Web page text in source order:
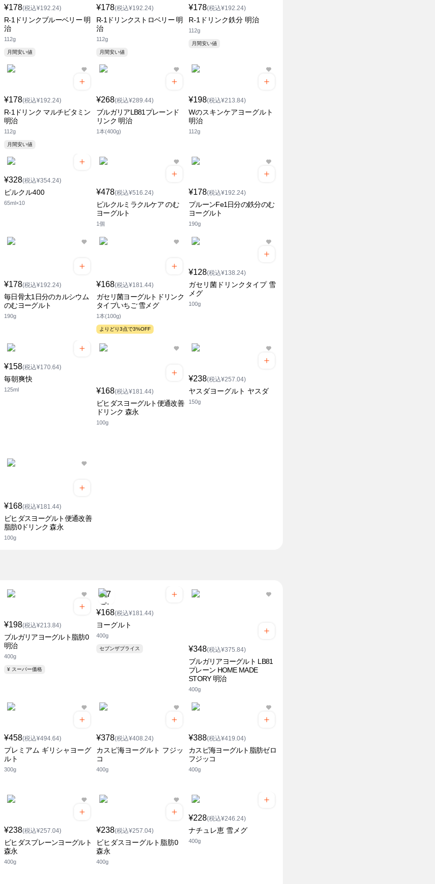
¥178(税込¥192.24)
R-1ドリンクブルーベリー 明
治
112g
月間安い値
¥178(税込¥192.24)
R-1ドリンクストロベリー 明
治
112g
月間安い値
¥178(税込¥192.24)
R-1ドリンク鉄分 明治
112g
月間安い値
¥178(税込¥192.24)
R-1ドリンク マルチビタミン
明治
112g
月間安い値
¥268(税込¥289.44)
ブルガリアLB81プレーンド
リンク 明治
1本(400g)
¥198(税込¥213.84)
Wのスキンケアヨーグルト
明治
112g
¥328(税込¥354.24)
ピルクル400
65ml×10
¥478(税込¥516.24)
ピルクルミラクルケア のむ
ヨーグルト
1個
¥178(税込¥192.24)
プルーンFe1日分の鉄分のむ
ヨーグルト
190g
¥178(税込¥192.24)
毎日骨太1日分のカルシウム
のむヨーグルト
190g
¥168(税込¥181.44)
ガセリ菌ヨーグルトドリンク
タイプいちご 雪メグ
1本(100g)
よりどり3点で3%OFF
¥128(税込¥138.24)
ガセリ菌ドリンクタイプ 雪
メグ
100g
¥158(税込¥170.64)
毎朝爽快
125ml ¥168(税込¥181.44)
ビヒダスヨーグルト便通改善
ドリンク 森永
100g
¥238(税込¥257.04)
ヤスダヨーグルト ヤスダ
150g
¥168(税込¥181.44)
ビヒダスヨーグルト便通改善
脂肪0ドリンク 森永
100g
¥198(税込¥213.84)
ブルガリアヨーグルト脂肪0
明治
400g
¥ スーパー価格
¥168(税込¥181.44)
ヨーグルト
400g
セブンザプライス ¥348(税込¥375.84)
ブルガリアヨーグルト LB81
プレーン HOME MADE
STORY 明治
400g
¥458(税込¥494.64)
プレミアム ギリシャヨーグ
ルト
300g
¥378(税込¥408.24)
カスピ海ヨーグルト フジッ
コ
400g
¥388(税込¥419.04)
カスピ海ヨーグルト脂肪ゼロ
フジッコ
400g
¥238(税込¥257.04)
ビヒダスプレーンヨーグルト
森永
400g
¥238(税込¥257.04)
ビヒダスヨーグルト脂肪0
森永
400g
¥228(税込¥246.24)
ナチュレ恵 雪メグ
400g